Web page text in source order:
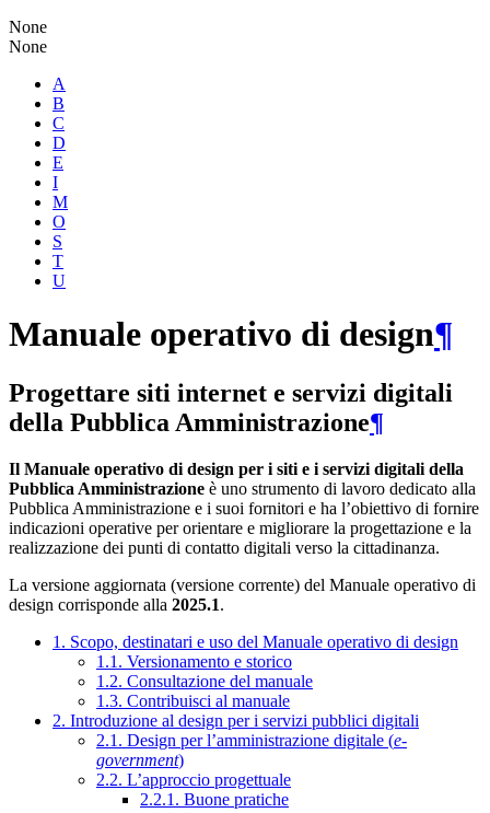
None
None
A
B
C
D
E
I
M
O
S
T
U
Manuale operativo di design¶
Progettare siti internet e servizi digitali
della Pubblica Amministrazione¶
Il Manuale operativo di design per i siti e i servizi digitali della
Pubblica Amministrazione è uno strumento di lavoro dedicato alla
Pubblica Amministrazione e i suoi fornitori e ha l’obiettivo di fornire
indicazioni operative per orientare e migliorare la progettazione e la
realizzazione dei punti di contatto digitali verso la cittadinanza.
La versione aggiornata (versione corrente) del Manuale operativo di
design corrisponde alla 2025.1.
1. Scopo, destinatari e uso del Manuale operativo di design
1.1. Versionamento e storico
1.2. Consultazione del manuale
1.3. Contribuisci al manuale
2. Introduzione al design per i servizi pubblici digitali
2.1. Design per l’amministrazione digitale (e-
government)
2.2. L’approccio progettuale
2.2.1. Buone pratiche